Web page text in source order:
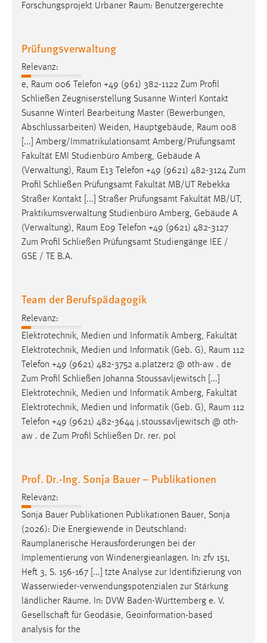
Forschungsprojekt Urbaner Raum: Benutzergerechte
Prüfungsverwaltung
Relevanz:
e, Raum 006 Telefon +49 (961) 382-1122 Zum Profil
Schließen Zeugniserstellung Susanne Winterl Kontakt
Susanne Winterl Bearbeitung Master (Bewerbungen,
Abschlussarbeiten) Weiden, Hauptgebäude, Raum 008
[...] Amberg/Immatrikulationsamt Amberg/Prüfungsamt
Fakultät EMI Studienbüro Amberg, Gebäude A
(Verwaltung), Raum E13 Telefon +49 (9621) 482-3124 Zum
Profil Schließen Prüfungsamt Fakultät MB/UT Rebekka
Straßer Kontakt [...] Straßer Prüfungsamt Fakultät MB/UT,
Praktikumsverwaltung Studienbüro Amberg, Gebäude A
(Verwaltung), Raum E09 Telefon +49 (9621) 482-3127
Zum Profil Schließen Prüfungsamt Studiengänge IEE /
GSE / TE B.A.
Team der Berufspädagogik
Relevanz:
Elektrotechnik, Medien und Informatik Amberg, Fakultät
Elektrotechnik, Medien und Informatik (Geb. G), Raum 112
Telefon +49 (9621) 482-3752 a.platzer2 @ oth-aw . de
Zum Profil Schließen Johanna Stoussavljewitsch [...]
Elektrotechnik, Medien und Informatik Amberg, Fakultät
Elektrotechnik, Medien und Informatik (Geb. G), Raum 112
Telefon +49 (9621) 482-3644 j.stoussavljewitsch @ oth-
aw . de Zum Profil Schließen Dr. rer. pol
Prof. Dr.-Ing. Sonja Bauer – Publikationen
Relevanz:
Sonja Bauer Publikationen Publikationen Bauer, Sonja
(2026): Die Energiewende in Deutschland:
Raumplanerische Herausforderungen bei der
Implementierung von Windenergieanlagen. In: zfv 151,
Heft 3, S. 156-167 [...] tzte Analyse zur Identifizierung von
Wasserwieder-verwendungspotenzialen zur Stärkung
ländlicher Räume. In: DVW Baden-Württemberg e. V.
Gesellschaft für Geodäsie, Geoinformation-based
analysis for the